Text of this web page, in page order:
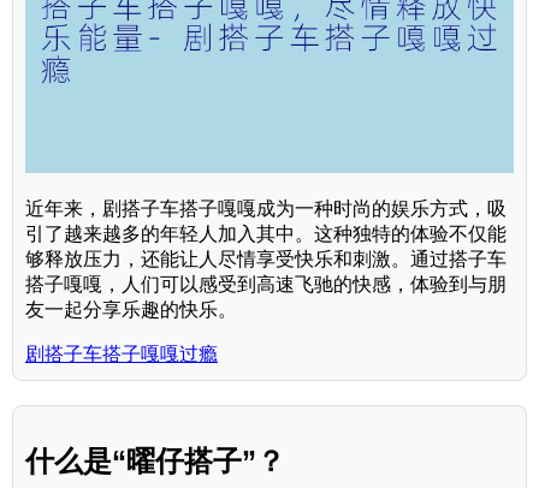
近年来，剧搭子车搭子嘎嘎成为一种时尚的娱乐方式，吸
引了越来越多的年轻人加入其中。这种独特的体验不仅能
够释放压力，还能让人尽情享受快乐和刺激。通过搭子车
搭子嘎嘎，人们可以感受到高速飞驰的快感，体验到与朋
友一起分享乐趣的快乐。
剧搭子车搭子嘎嘎过瘾
什么是“曜仔搭子”？